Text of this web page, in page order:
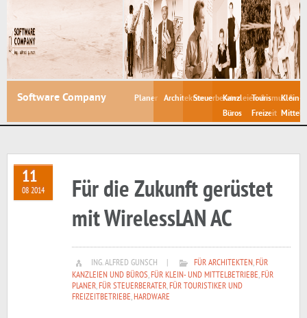
Software Company Planer ArchitektenSteuerberaterKanzleien &
Büros
Tourismus &
Freizeit
Klein-
11
08 2014
Für die Zukunft gerüstet
mit WirelessLAN AC
ING. ALFRED GUNSCH FÜR ARCHITEKTEN,FÜR
KANZLEIEN UND BÜROS,FÜR KLEIN- UND MITTELBETRIEBE,FÜR
PLANER,FÜR STEUERBERATER,FÜR TOURISTIKER UND
FREIZEITBETRIEBE,HARDWARE